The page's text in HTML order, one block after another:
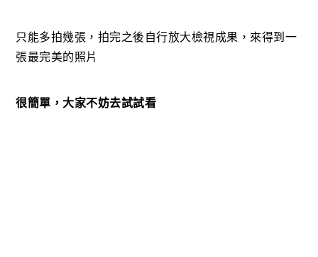
只能多拍幾張，拍完之後自行放大檢視成果，來得到一
張最完美的照片
很簡單，大家不妨去試試看